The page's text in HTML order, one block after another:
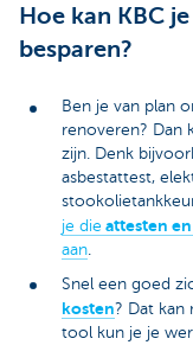
Hoe kan KBC
besparen?
Ben je van plan
renoveren? Dan
zijn. Denk
asbestattest,
je die attesten
aan
Snel een goed
kosten? Dat kan
tool kun je je